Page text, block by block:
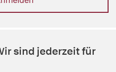
sind jederzeit für